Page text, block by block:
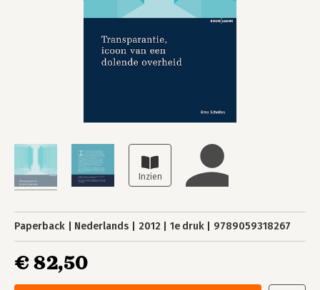
Paperback Nederlands 2012 1e druk 9789059318267
€ 82,50